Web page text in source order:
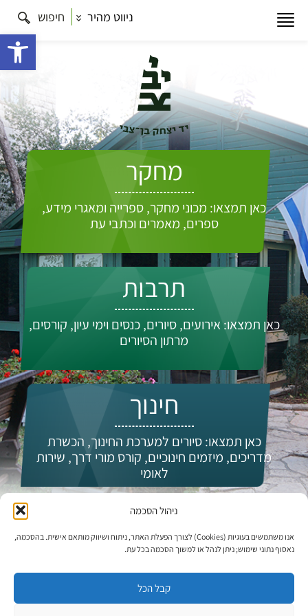
ניהול הסכמה
אנו משתמשים בעוגיות (Cookies) לצורך הפעלת האתר, ניתוח ושיווק מותאם אישית. בהסכמה,
נאסוף נתוני שימוש; ניתן לנהל או למשוך הסכמה בכל עת.
קבל הכל
ניווט מהיר חיפוש
מחקר
כאן תמצאו: מכוני מחקר, ספרייה ומאגרי מידע,
ספרים, מאמרים וכתבי עת
תרבות
כאן תמצאו: אירועים, סיורים, כנסים וימי עיון, קורסים,
מרתון הסיורים
חינוך
כאן תמצאו: סיורים למערכת החינוך, הכשרת
מדריכים, מיזמים חינוכיים, קורס מורי דרך, שירות
לאומי
מי אנחנו?
עדכונים וחדשות: